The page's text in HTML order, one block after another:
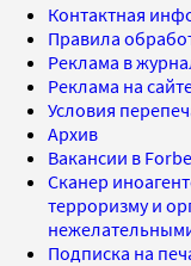
Контактная
Правила
Реклама в
Реклама на
Условия
Архив
Вакансии в
Сканер
терроризму и
Подписка на